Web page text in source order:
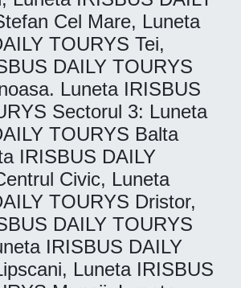
Cel Mare, Luneta
TOURYS Tei,
DAILY TOURYS
Luneta IRISBUS
Sectorul 3: Luneta
TOURYS Balta
IRISBUS DAILY
Civic, Luneta
TOURYS Dristor,
DAILY TOURYS
IRISBUS DAILY
Luneta IRISBUS